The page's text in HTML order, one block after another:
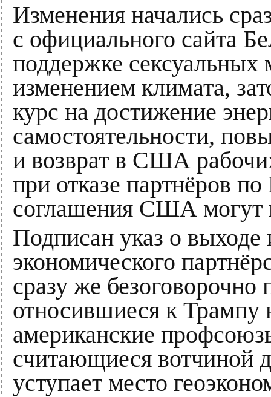
Изменения начались
с официального сайта
поддержке
изменением климата,
курс на достижение
самостоятельности,
и возврат в США
при отказе партнёров
соглашения США могут
Подписан указ о выходе
экономического
сразу же безоговорочно
относившиеся к Трампу
американские
считающиеся вотчиной
уступает место